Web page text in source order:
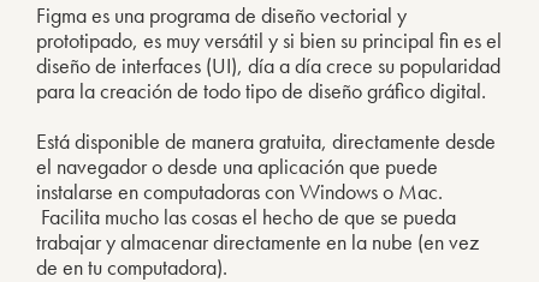
Figma es una programa de diseño vectorial y
prototipado, es muy versátil y si bien su principal fin es el
diseño de interfaces (UI), día a día crece su popularidad
para la creación de todo tipo de diseño gráfico digital.
Está disponible de manera gratuita, directamente desde
el navegador o desde una aplicación que puede
instalarse en computadoras con Windows o Mac.
Facilita mucho las cosas el hecho de que se pueda
trabajar y almacenar directamente en la nube (en vez
de en tu computadora).